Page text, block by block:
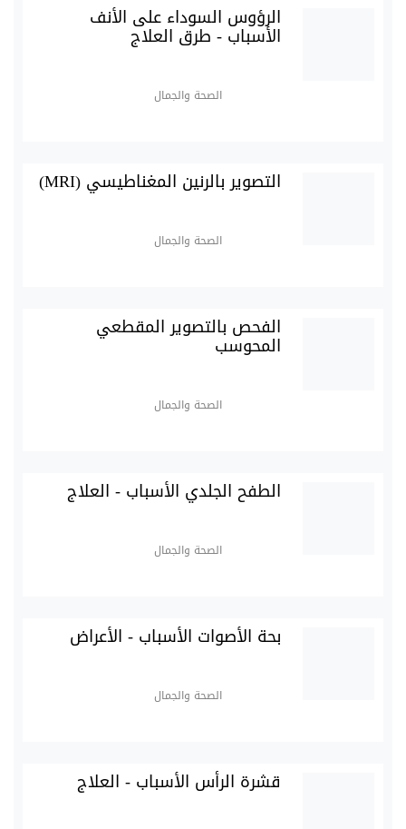
الرؤوس السوداء على الأنف
الأسباب - طرق العلاج
الصحة والجمال
التصوير بالرنين المغناطيسي (MRI)
الصحة والجمال
الفحص بالتصوير المقطعي
المحوسب
الصحة والجمال
الطفح الجلدي الأسباب - العلاج
الصحة والجمال
بحة الأصوات الأسباب - الأعراض
الصحة والجمال
قشرة الرأس الأسباب - العلاج